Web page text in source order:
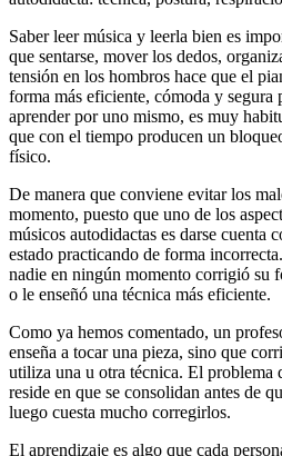
Saber leer música y leerla bien es
que sentarse, mover los dedos,
tensión en los hombros hace que el
forma más eficiente, cómoda y segura
aprender por uno mismo, es muy
que con el tiempo producen un
físico.
De manera que conviene evitar los
momento, puesto que uno de los
músicos autodidactas es darse cuenta
estado practicando de forma
nadie en ningún momento corrigió su
o le enseñó una técnica más eficiente.
Como ya hemos comentado, un
enseña a tocar una pieza, sino que
utiliza una u otra técnica. El problema
reside en que se consolidan antes de
luego cuesta mucho corregirlos.
El aprendizaje es algo que cada